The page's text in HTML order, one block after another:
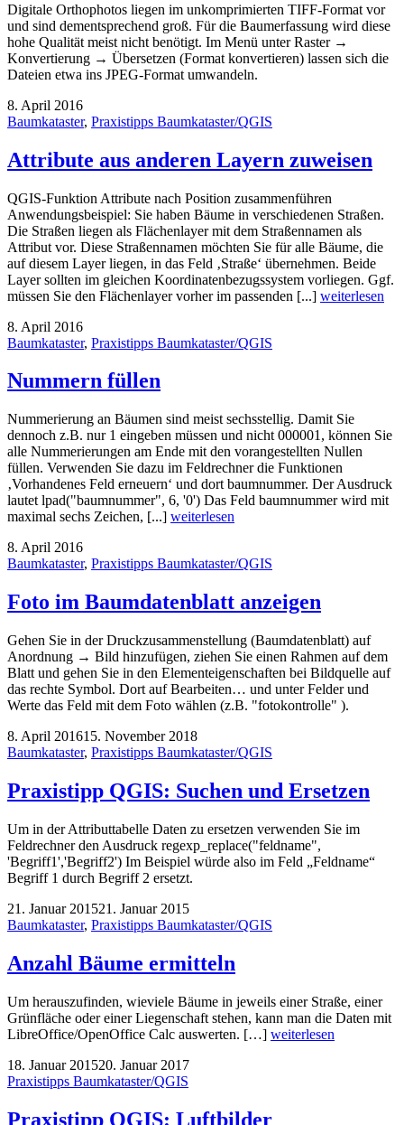
Digitale Orthophotos liegen im unkomprimierten TIFF-Format vor
und sind dementsprechend groß. Für die Baumerfassung wird diese
hohe Qualität meist nicht benötigt. Im Menü unter Raster →
Konvertierung → Übersetzen (Format konvertieren) lassen sich die
Dateien etwa ins JPEG-Format umwandeln.
8. April 2016
Baumkataster, Praxistipps Baumkataster/QGIS
Attribute aus anderen Layern zuweisen
QGIS-Funktion Attribute nach Position zusammenführen
Anwendungsbeispiel: Sie haben Bäume in verschiedenen Straßen.
Die Straßen liegen als Flächenlayer mit dem Straßennamen als
Attribut vor. Diese Straßennamen möchten Sie für alle Bäume, die
auf diesem Layer liegen, in das Feld ‚Straße‘ übernehmen. Beide
Layer sollten im gleichen Koordinatenbezugssystem vorliegen. Ggf.
müssen Sie den Flächenlayer vorher im passenden [...] weiterlesen
8. April 2016
Baumkataster, Praxistipps Baumkataster/QGIS
Nummern füllen
Nummerierung an Bäumen sind meist sechsstellig. Damit Sie
dennoch z.B. nur 1 eingeben müssen und nicht 000001, können Sie
alle Nummerierungen am Ende mit den vorangestellten Nullen
füllen. Verwenden Sie dazu im Feldrechner die Funktionen
‚Vorhandenes Feld erneuern‘ und dort baumnummer. Der Ausdruck
lautet lpad("baumnummer", 6, '0') Das Feld baumnummer wird mit
maximal sechs Zeichen, [...] weiterlesen
8. April 2016
Baumkataster, Praxistipps Baumkataster/QGIS
Foto im Baumdatenblatt anzeigen
Gehen Sie in der Druckzusammenstellung (Baumdatenblatt) auf
Anordnung → Bild hinzufügen, ziehen Sie einen Rahmen auf dem
Blatt und gehen Sie in den Elementeigenschaften bei Bildquelle auf
das rechte Symbol. Dort auf Bearbeiten… und unter Felder und
Werte das Feld mit dem Foto wählen (z.B. "fotokontrolle" ).
8. April 201615. November 2018
Baumkataster, Praxistipps Baumkataster/QGIS
Praxistipp QGIS: Suchen und Ersetzen
Um in der Attributtabelle Daten zu ersetzen verwenden Sie im
Feldrechner den Ausdruck regexp_replace("feldname",
'Begriff1','Begriff2') Im Beispiel würde also im Feld „Feldname“
Begriff 1 durch Begriff 2 ersetzt.
21. Januar 201521. Januar 2015
Baumkataster, Praxistipps Baumkataster/QGIS
Anzahl Bäume ermitteln
Um herauszufinden, wieviele Bäume in jeweils einer Straße, einer
Grünfläche oder einer Liegenschaft stehen, kann man die Daten mit
LibreOffice/OpenOffice Calc auswerten. […] weiterlesen
18. Januar 201520. Januar 2017
Praxistipps Baumkataster/QGIS
Praxistipp QGIS: Luftbilder